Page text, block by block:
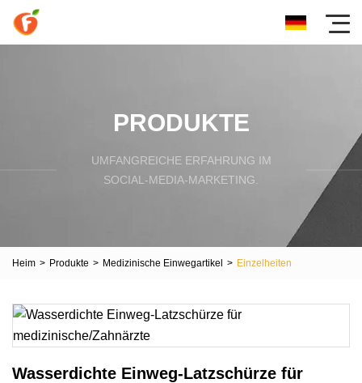
PRODUKTE
UMFANGREICHE ERFAHRUNG IM
SOCIAL-MEDIA-MARKETING.
Heim > Produkte > Medizinische Einwegartikel > Einzelheiten
Wasserdichte Einweg-Latzschürze für